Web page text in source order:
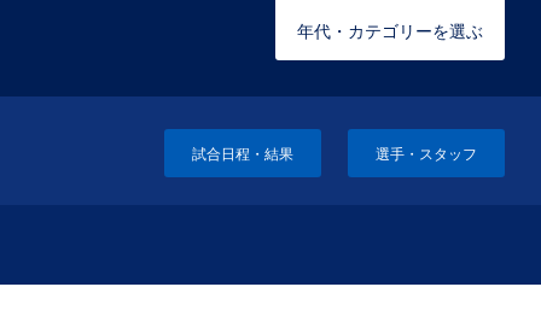
年代・カテゴリーを選ぶ
試合日程・結果 選手・スタッフ